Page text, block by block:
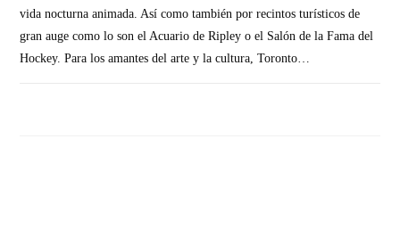
vida nocturna animada. Así como también por recintos turísticos de
gran auge como lo son el Acuario de Ripley o el Salón de la Fama del
Hockey. Para los amantes del arte y la cultura, Toronto…